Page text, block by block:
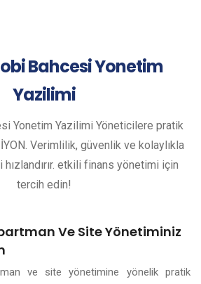
Bahcesi Yonetim
Yazilimi
Yonetim Yazilimi Yöneticilere pratik
Verimlilik, güvenlik ve kolaylıkla
etkili finans yönetimi için
tercih edin!
Ve Site Yönetiminiz
ve site yönetimine yönelik pratik